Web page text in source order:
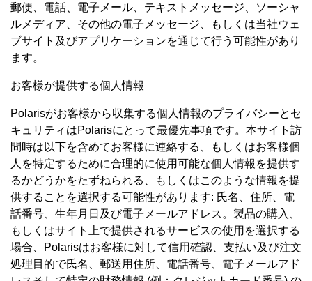
郵便、電話、電子メール、テキストメッセージ、ソーシャ
ルメディア、その他の電子メッセージ、もしくは当社ウェ
ブサイト及びアプリケーションを通じて行う可能性があり
ます。
お客様が提供する個人情報
Polarisがお客様から収集する個人情報のプライバシーとセ
キュリティはPolarisにとって最優先事項です。本サイト訪
問時は以下を含めてお客様に連絡する、もしくはお客様個
人を特定するために合理的に使用可能な個人情報を提供す
るかどうかをたずねられる、もしくはこのような情報を提
供することを選択する可能性があります: 氏名、住所、電
話番号、生年月日及び電子メールアドレス。製品の購入、
もしくはサイト上で提供されるサービスの使用を選択する
場合、Polarisはお客様に対して信用確認、支払い及び注文
処理目的で氏名、郵送用住所、電話番号、電子メールアド